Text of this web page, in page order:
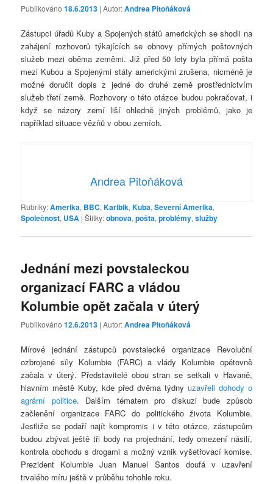
Publikováno18.6.2013 | Autor:Andrea Pitoňáková
Zástupci úřadů Kuby a Spojených států amerických se shodli na
zahájení rozhovorů týkajících se obnovy přímých poštovných
služeb mezi oběma zeměmi. Již před 50 lety byla přímá pošta
mezi Kubou a Spojenými státy americkými zrušena, nicméně je
možné doručit dopis z jedné do druhé země prostřednictvím
služeb třetí země. Rozhovory o této otázce budou pokračovat, i
když se názory zemí liší ohledně jiných problémů, jako je
například situace vězňů v obou zemích.
Andrea Pitoňáková
Rubriky:Amerika, BBC,Karibik,Kuba,Severní Amerika,
Společnost, USA |Štítky:obnova,pošta,problémy,služby
Jednání mezi povstaleckou
organizací FARC a vládou
Kolumbie opět začala v úterý
Publikováno12.6.2013 | Autor:Andrea Pitoňáková
Mírové jednání zástupců povstalecké organizace Revoluční
ozbrojené síly Kolumbie (FARC) a vlády Kolumbie opětovně
začala v úterý. Představitelé obou stran se setkali v Havaně,
hlavním městě Kuby, kde před dvěma týdny uzavřeli dohody o
agrární politice. Dalším tématem pro diskuzi bude způsob
začlenění organizace FARC do politického života Kolumbie.
Jestliže se podaří najít kompromis i v této otázce, zástupcům
budou zbývat ještě tři body na projednání, tedy omezení násilí,
kontrola obchodu s drogami a možný vznik vyšetřovací komise.
Prezident Kolumbie Juan Manuel Santos doufá v uzavření
trvalého míru ještě v průběhu tohohle roku.